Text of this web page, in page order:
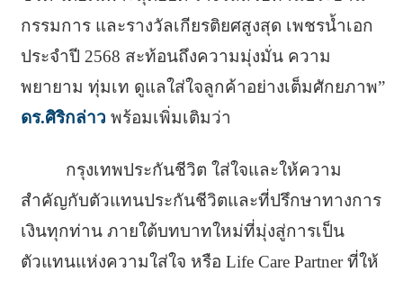
กรรมการ และรางวัลเกียรติยศสูงสุด เพชรน้ำเอก
ประจำปี 2568 สะท้อนถึงความมุ่งมั่น ความ
พยายาม ทุ่มเท ดูแลใส่ใจลูกค้าอย่างเต็มศักยภาพ”
ดร.ศิริกล่าว พร้อมเพิ่มเติมว่า
กรุงเทพประกันชีวิต ใส่ใจและให้ความ
สำคัญกับตัวแทนประกันชีวิตและที่ปรึกษาทางการ
เงินทุกท่าน ภายใต้บทบาทใหม่ที่มุ่งสู่การเป็น
ตัวแทนแห่งความใส่ใจ หรือ Life Care Partner ที่ให้